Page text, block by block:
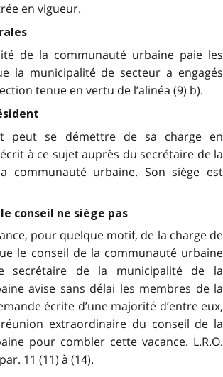
en vigueur.
de la communauté urbaine paie les
la municipalité de secteur a engagés
tenue en vertu de l’alinéa (9) b).
peut se démettre de sa charge en
à ce sujet auprès du secrétaire de la
communauté urbaine. Son siège est
conseil ne siège pas
pour quelque motif, de la charge de
le conseil de la communauté urbaine
secrétaire de la municipalité de la
avise sans délai les membres de la
écrite d’une majorité d’entre eux,
extraordinaire du conseil de la
pour combler cette vacance. L.R.O.
11 (11) à (14).